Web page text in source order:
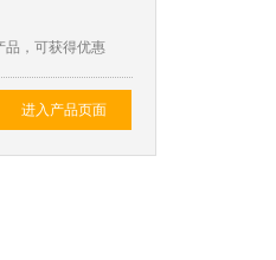
品，可获得优惠
进入产品页面